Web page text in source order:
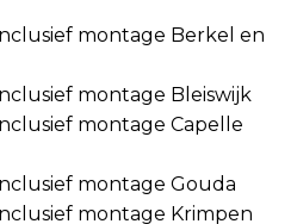
montage Berkel en
montage Bleiswijk
montage Capelle
montage Gouda
montage Krimpen